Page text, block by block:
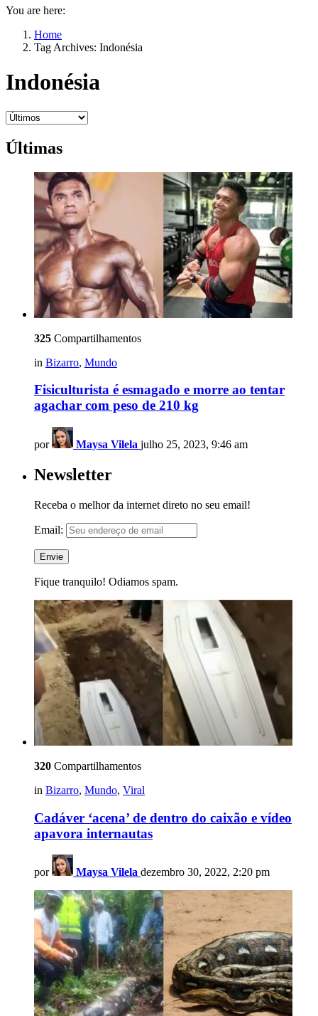
You are here:
Home
Tag Archives: Indonésia
Indonésia
Últimas
325 Compartilhamentos
in Bizarro, Mundo
Fisiculturista é esmagado e morre ao tentar
agachar com peso de 210 kg
por Maysa Vilela julho 25, 2023, 9:46 am
Newsletter
Receba o melhor da internet direto no seu email!
Email:
Fique tranquilo! Odiamos spam.
320 Compartilhamentos
in Bizarro, Mundo, Viral
Cadáver ‘acena’ de dentro do caixão e vídeo
apavora internautas
por Maysa Vilela dezembro 30, 2022, 2:20 pm